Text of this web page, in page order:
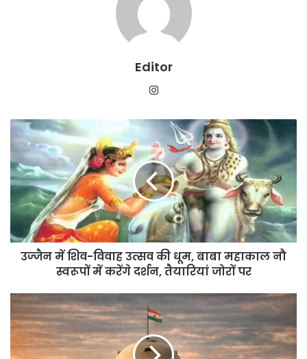
Editor
उज्जैन
विवाह
उत्सव
धूम,
महाकाल
करेंगे
दर्शन,
तैयारियां
जोरों
पर
उज्जैन में शिव-विवाह उत्सव की धूम, बाबा महाकाल नौ
स्वरूपों में करेंगे दर्शन, तैयारियां जोरों पर
इलाहाबाद
HC
का
सख्त